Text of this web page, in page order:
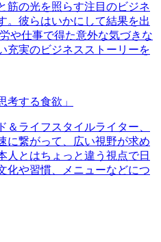
筋の光を照らす注目のビジネ
。彼らはいかにして結果を出
や仕事で得た意外な気づきな
充実のビジネスストーリーを
考する食欲」
＆ライフスタイルライター、
に繋がって、広い視野が求め
人とはちょっと違う視点で日
化や習慣、メニューなどにつ